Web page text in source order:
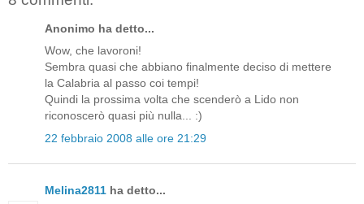
Anonimo ha detto...
Wow, che lavoroni!
Sembra quasi che abbiano finalmente deciso di mettere
la Calabria al passo coi tempi!
Quindi la prossima volta che scenderò a Lido non
riconoscerò quasi più nulla... :)
22 febbraio 2008 alle ore 21:29
Melina2811 ha detto...